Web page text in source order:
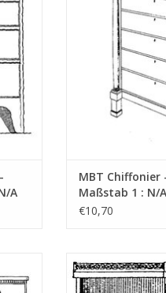
von
sehe
A
MBT Chiffonier
Maßstab 1 : N/
€10,70
MBT Louis XVI
Bauzeichnung